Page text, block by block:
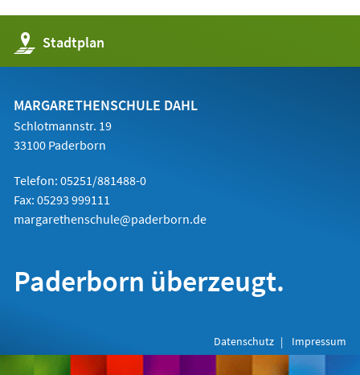
Stadtplan
(Öffnet
in
einem
Tab)
MARGARETHENSCHULE DAHL
Schlotmannstr. 19
33100 Paderborn
Telefon: 05251/881488-0
Fax: 05293 999111
margarethenschule@paderborn.de
Paderborn überzeugt.
Datenschutz Impressum